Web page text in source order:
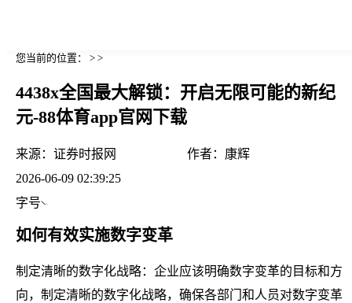
您当前的位置： > >
4438x全国最大解锁：开启无限可能的新纪
元-88体育app官网下载
来源： 证券时报网 作者： 康辉
2026-06-09 02:39:25
字号
如何有效实施数字变革
制定清晰的数字化战略：企业应该明确数字变革的目标和方
向，制定清晰的数字化战略，确保各部门和人员对数字变革